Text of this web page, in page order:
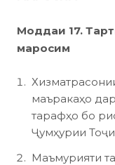
Моддаи 17.
маросим
маъракаҳо
тарафҳо бо
Ҷумҳурии
Маъмурияти